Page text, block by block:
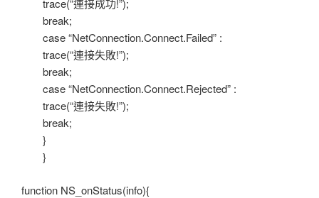
trace(“連接成功!”);
break;
case “NetConnection.Connect.Failed” :
trace(“連接失敗!”);
break;
case “NetConnection.Connect.Rejected” :
trace(“連接失敗!”);
break;
}
}
function NS_onStatus(info){